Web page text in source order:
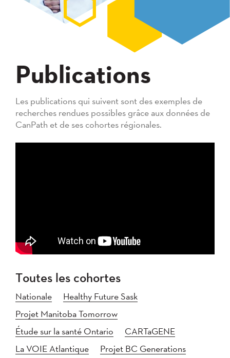
Publications
Les publications qui suivent sont des exemples de
recherches rendues possibles grâce aux données de
CanPath et de ses cohortes régionales.
Toutes les cohortes
Nationale
Healthy Future Sask
Projet Manitoba Tomorrow
Étude sur la santé Ontario
CARTaGENE
La VOIE Atlantique
Projet BC Generations